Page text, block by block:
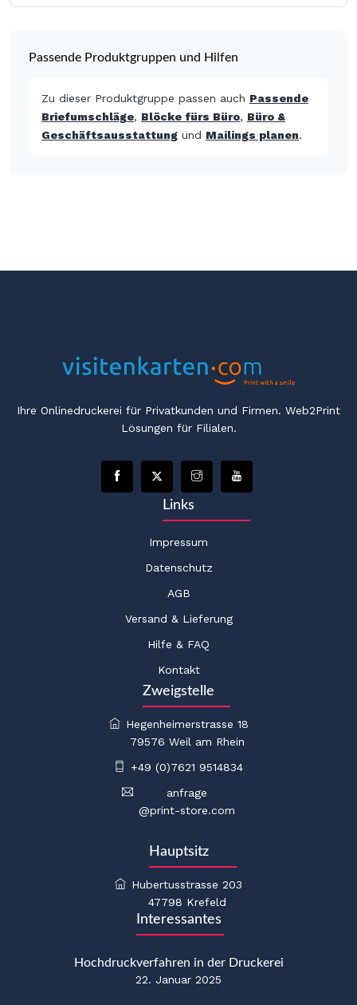
Passende Produktgruppen und Hilfen
Zu dieser Produktgruppe passen auch Passende
Briefumschläge, Blöcke fürs Büro, Büro &
Geschäftsausstattung und Mailings planen.
Ihre Onlinedruckerei für Privatkunden und Firmen. Web2Print
Lösungen für Filialen.
Links
Impressum
Datenschutz
AGB
Versand & Lieferung
Hilfe & FAQ
Kontakt
Zweigstelle
Hegenheimerstrasse 18
79576 Weil am Rhein
+49 (0)7621 9514834
anfrage
@print-store.com
Hauptsitz
Hubertusstrasse 203
47798 Krefeld
Interessantes
Hochdruckverfahren in der Druckerei
22. Januar 2025